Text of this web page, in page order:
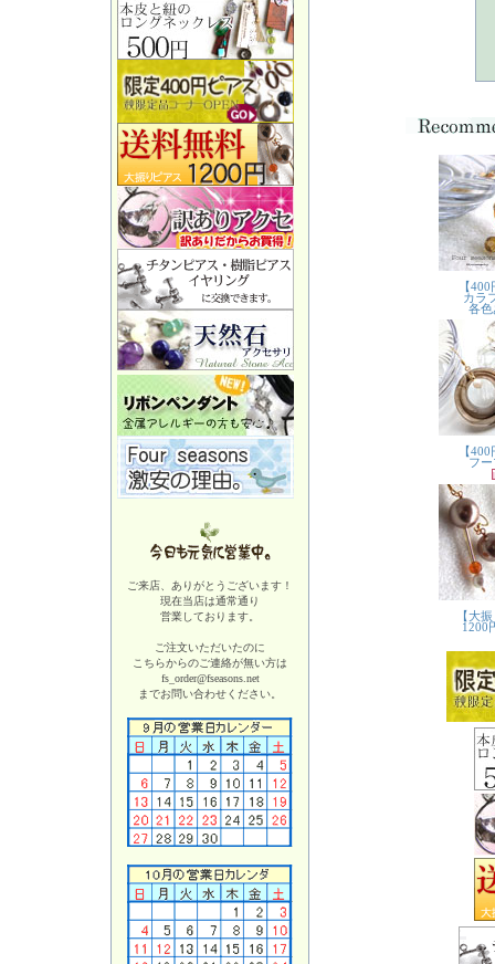
ご来店、ありがとうございます！
現在当店は通常通り
営業しております。
ご注文いただいたのに
こちらからのご連絡が無い方は
fs_order@fseasons.net
までお問い合わせください。